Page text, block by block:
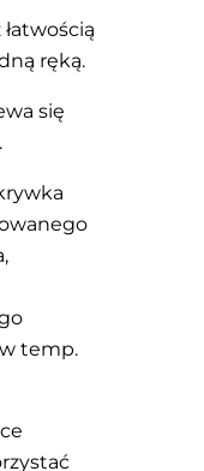
ręką.
się
temp.